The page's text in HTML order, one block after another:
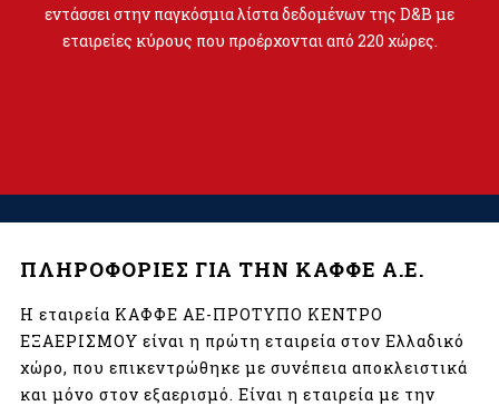
εντάσσει στην παγκόσμια λίστα δεδομένων της D&B με
εταιρείες κύρους που προέρχονται από 220 χώρες.
ΠΛΗΡΟΦΟΡΙΕΣ ΓΙΑ ΤΗΝ ΚΑΦΦΕ Α.Ε.
Η εταιρεία ΚΑΦΦΕ ΑΕ-ΠΡΟΤΥΠΟ ΚΕΝΤΡΟ
ΕΞΑΕΡΙΣΜΟΥ είναι η πρώτη εταιρεία στον Ελλαδικό
χώρο, που επικεντρώθηκε με συνέπεια αποκλειστικά
και μόνο στον εξαερισμό. Είναι η εταιρεία με την